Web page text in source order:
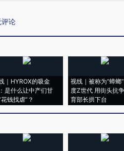
论
｜HYROX的吸金
是什么让中产们甘
钱找虐”？
视线｜被称为“蟑螂
度Z世代 用街头抗
育部长拱下台